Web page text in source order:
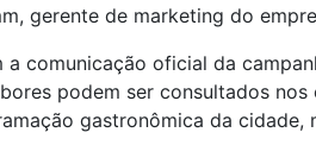
gerente de marketing do
comunicação oficial da
podem ser consultados
gastronômica da cidade,